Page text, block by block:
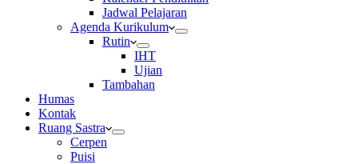
Jadwal Pelajaran
Agenda Kurikulum
Rutin
IHT
Ujian
Tambahan
Humas
Kontak
Ruang Sastra
Cerpen
Puisi